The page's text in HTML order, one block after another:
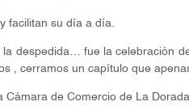
facilitan su día a día.
la despedida… fue la celebración
, cerramos un capítulo que
Cámara de Comercio de La